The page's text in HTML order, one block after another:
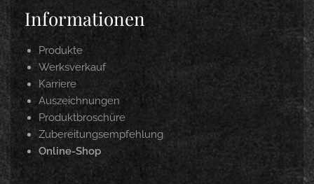
Informationen
Produkte
Werksverkauf
Karriere
Auszeichnungen
Produktbroschüre
Zubereitungsempfehlung
Online-Shop